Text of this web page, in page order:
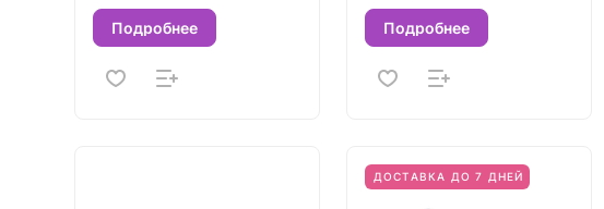
Подробнее Подробнее
ДОСТАВКА ДО 7 ДНЕЙ